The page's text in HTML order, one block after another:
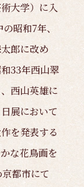
大学）に入
昭和7年、
郎に改め
33年西山翠
西山英雄に
展において
を発表する
な花鳥画を
都市にて